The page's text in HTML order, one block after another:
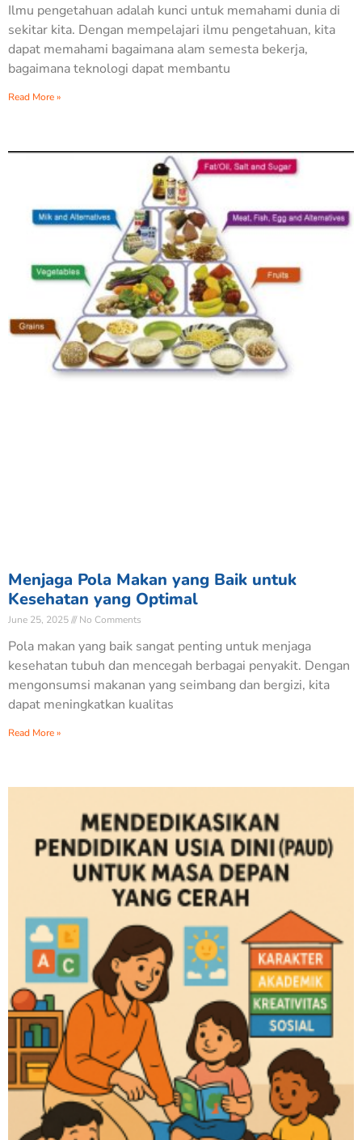
Ilmu pengetahuan adalah kunci untuk memahami dunia di
sekitar kita. Dengan mempelajari ilmu pengetahuan, kita
dapat memahami bagaimana alam semesta bekerja,
bagaimana teknologi dapat membantu
Read More »
Menjaga Pola Makan yang Baik untuk
Kesehatan yang Optimal
June 25, 2025 No Comments
Pola makan yang baik sangat penting untuk menjaga
kesehatan tubuh dan mencegah berbagai penyakit. Dengan
mengonsumsi makanan yang seimbang dan bergizi, kita
dapat meningkatkan kualitas
Read More »